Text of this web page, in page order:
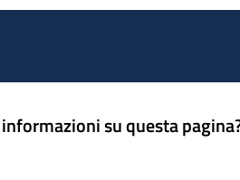
su questa